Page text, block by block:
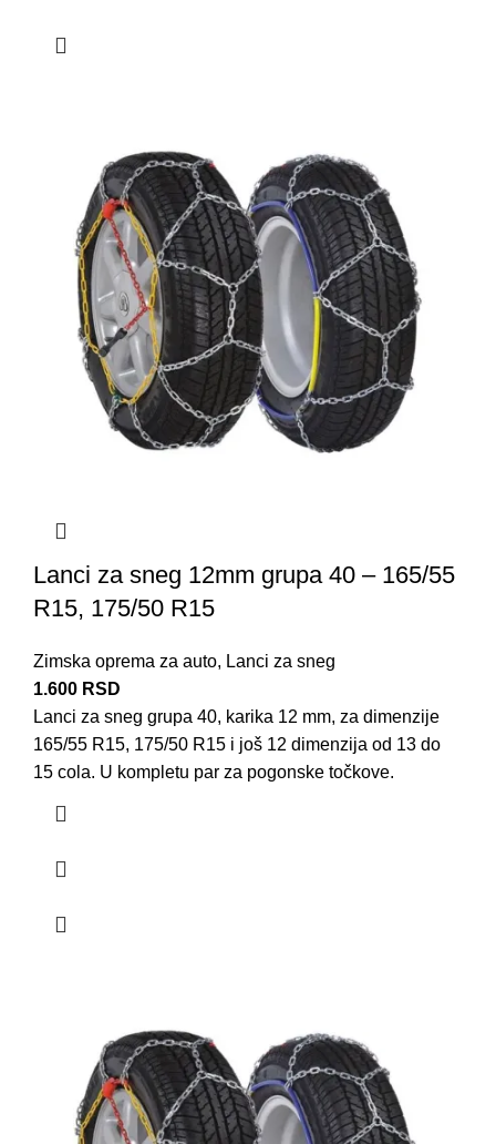
Lanci za sneg 12mm grupa 40 – 165/55
R15, 175/50 R15
Zimska oprema za auto, Lanci za sneg
1.600 RSD
Lanci za sneg grupa 40, karika 12 mm, za dimenzije
165/55 R15, 175/50 R15 i još 12 dimenzija od 13 do
15 cola. U kompletu par za pogonske točkove.